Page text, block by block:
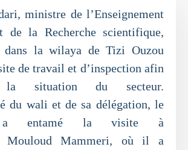
ministre de l’Enseignement
de la Recherche scientifique,
dans la wilaya de Tizi Ouzou
de travail et d’inspection afin
la situation du secteur.
du wali et de sa délégation, le
a entamé la visite à
Mouloud Mammeri, où il a